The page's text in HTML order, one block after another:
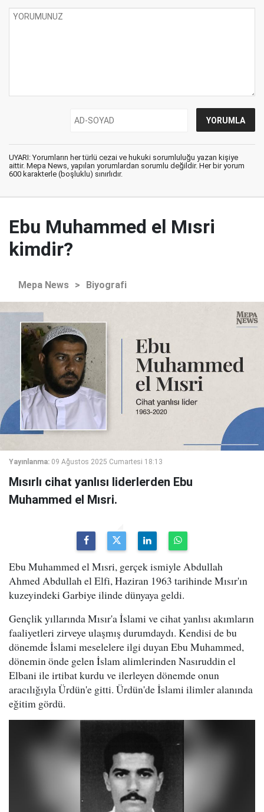
UYARI: Yorumların her türlü cezai ve hukuki sorumluluğu yazan kişiye
aittir. Mepa News, yapılan yorumlardan sorumlu değildir. Her bir yorum
600 karakterle (boşluklu) sınırlıdır.
Ebu Muhammed el Mısri
kimdir?
Mepa News > Biyografi
Yayınlanma: 09 Ağustos 2025 Cumartesi 18:13
Mısırlı cihat yanlısı liderlerden Ebu
Muhammed el Mısri.
Ebu Muhammed el Mısri, gerçek ismiyle Abdullah
Ahmed Abdullah el Elfi, Haziran 1963 tarihinde Mısır'ın
kuzeyindeki Garbiye ilinde dünyaya geldi.
Gençlik yıllarında Mısır'a İslami ve cihat yanlısı akımların
faaliyetleri zirveye ulaşmış durumdaydı. Kendisi de bu
dönemde İslami meselelere ilgi duyan Ebu Muhammed,
dönemin önde gelen İslam alimlerinden Nasıruddin el
Elbani ile irtibat kurdu ve ilerleyen dönemde onun
aracılığıyla Ürdün'e gitti. Ürdün'de İslami ilimler alanında
eğitim gördü.